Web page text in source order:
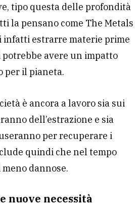
tipo questa delle profondità
la pensano come The Metals
infatti estrarre materie prime
avere un impatto
per il pianeta.
è ancora a lavoro sia sui
dell’estrazione e sia
per recuperare i
quindi che nel tempo
dannose.
nuove necessità